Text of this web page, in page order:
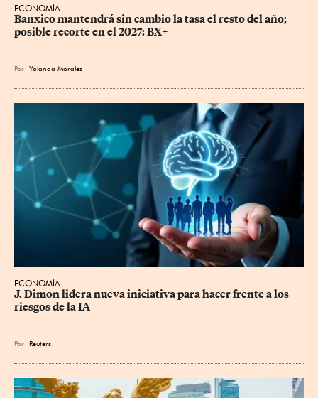
ECONOMÍA
Banxico mantendrá sin cambio la tasa el resto del año;
posible recorte en el 2027: BX+
Por Yolanda Morales
ECONOMÍA
J. Dimon lidera nueva iniciativa para hacer frente a los
riesgos de la IA
Por Reuters